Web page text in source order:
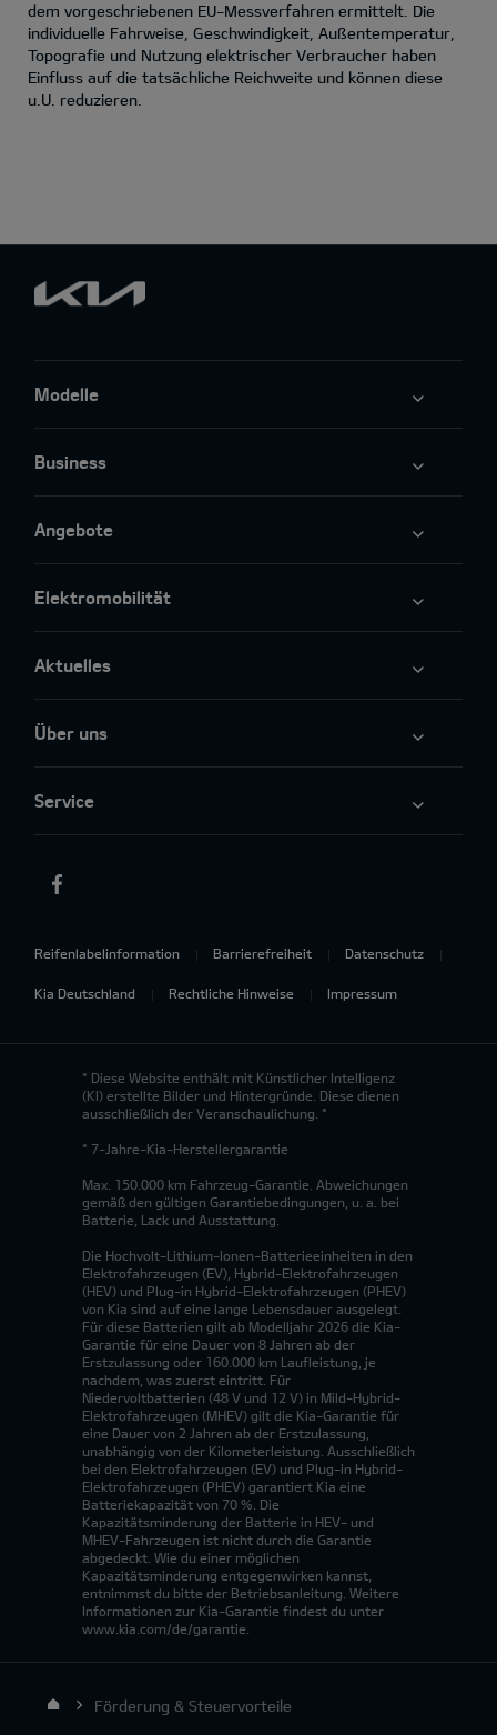
dem vorgeschriebenen EU-Messverfahren ermittelt. Die
individuelle Fahrweise, Geschwindigkeit, Außentemperatur,
Topografie und Nutzung elektrischer Verbraucher haben
Einfluss auf die tatsächliche Reichweite und können diese
u.U. reduzieren.
Modelle
Business
Angebote
Elektromobilität
Aktuelles
Über uns
Service
Reifenlabelinformation Barrierefreiheit Datenschutz
Kia Deutschland Rechtliche Hinweise Impressum
* Diese Website enthält mit Künstlicher Intelligenz
(KI) erstellte Bilder und Hintergründe. Diese dienen
ausschließlich der Veranschaulichung. *
* 7-Jahre-Kia-Herstellergarantie
Max. 150.000 km Fahrzeug-Garantie. Abweichungen
gemäß den gültigen Garantiebedingungen, u. a. bei
Batterie, Lack und Ausstattung.
Die Hochvolt-Lithium-Ionen-Batterieeinheiten in den
Elektrofahrzeugen (EV), Hybrid-Elektrofahrzeugen
(HEV) und Plug-in Hybrid-Elektrofahrzeugen (PHEV)
von Kia sind auf eine lange Lebensdauer ausgelegt.
Für diese Batterien gilt ab Modelljahr 2026 die Kia-
Garantie für eine Dauer von 8 Jahren ab der
Erstzulassung oder 160.000 km Laufleistung, je
nachdem, was zuerst eintritt. Für
Niedervoltbatterien (48 V und 12 V) in Mild-Hybrid-
Elektrofahrzeugen (MHEV) gilt die Kia-Garantie für
eine Dauer von 2 Jahren ab der Erstzulassung,
unabhängig von der Kilometerleistung. Ausschließlich
bei den Elektrofahrzeugen (EV) und Plug-in Hybrid-
Elektrofahrzeugen (PHEV) garantiert Kia eine
Batteriekapazität von 70 %. Die
Kapazitätsminderung der Batterie in HEV- und
MHEV-Fahrzeugen ist nicht durch die Garantie
abgedeckt. Wie du einer möglichen
Kapazitätsminderung entgegenwirken kannst,
entnimmst du bitte der Betriebsanleitung. Weitere
Informationen zur Kia-Garantie findest du unter
www.kia.com/de/garantie.
Förderung & Steuervorteile